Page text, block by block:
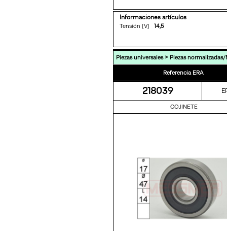
Informaciones artículos
Tensión [V] 14,5
Piezas universales> Piezas
Referencia ERA
218039
COJINETE